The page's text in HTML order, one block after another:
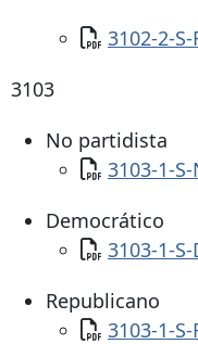
Documento
3102-2-
3103
No partidista
Documento
3103-1-
Democrático
Documento
3103-1-
Republicano
Documento
3103-1-